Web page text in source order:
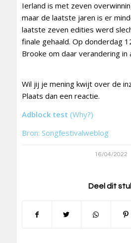
Ierland is met zeven
maar de laatste jaren is er
laatste zeven edities werd
finale gehaald. Op donderdag
Brooke om daar verandering in
Wil jij je mening kwijt over de
Plaats dan een reactie.
Adblock test (Why?)
Bron: Songfestivalweblog
16/04/2022
Deel dit